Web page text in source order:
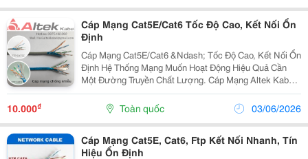
Cáp Mạng Cat5E/Cat6 Tốc Độ Cao, Kết Nối Ổn
Định
Cáp Mạng Cat5E/Cat6 &Ndash; Tốc Độ Cao, Kết Nối Ổn
Định Hệ Thống Mạng Muốn Hoạt Động Hiệu Quả Cần
Một Đường Truyền Chất Lượng. Cáp Mạng Altek Kabel
Đáp Ứng Tốt Nhu Cầu Truyền Dữ Liệu Tốc Độ Cao Cho
Văn Phòng, Nhà Máy Và Hệ Thống Camera. ✅ Cat5E...
10.000₫ Toàn quốc 03/06/2026
Cáp Mạng Cat5E, Cat6, Ftp Kết Nối Nhanh, Tín
Hiệu Ổn Định